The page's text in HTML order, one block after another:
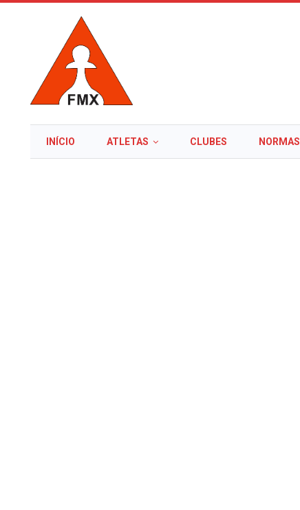
INÍCIO ATLETAS CLUBES NORMAS